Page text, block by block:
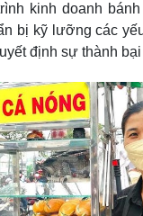
kinh doanh
bị kỹ lưỡng các
định sự thành